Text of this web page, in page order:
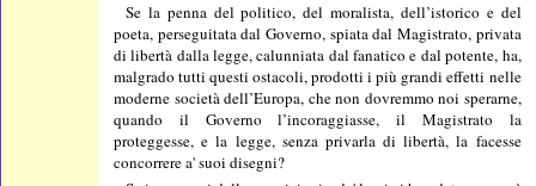
Se la penna del politico, del moralista, dell’istorico e del
poeta, perseguitata dal Governo, spiata dal Magistrato, privata
di libertà dalla legge, calunniata dal fanatico e dal potente, ha,
malgrado tutti questi ostacoli, prodotti i più grandi effetti nelle
moderne società dell’Europa, che non dovremmo noi sperarne,
quando il Governo l’incoraggiasse, il Magistrato la
proteggesse, e la legge, senza privarla di libertà, la facesse
concorrere a' suoi disegni?